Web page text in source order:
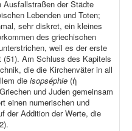
Ausfallstraßen der Städte
Lebenden und Toten;
sehr diskret, ein kleines
des griechischen
weil es der erste
Am Schluss des Kapitels
die die Kirchenväter in all
die isopséphie (ἡ
und Juden gemeinsam
einen numerischen und
der Addition der Werte, die